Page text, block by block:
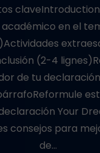
en el
(2-4
de tu
Your
consejos para
de…